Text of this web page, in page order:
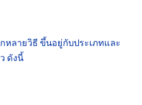
หลายวิธี ขึ้นอยู่กับประเภทและ
ดังนี้